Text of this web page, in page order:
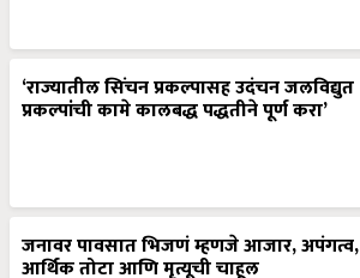
‘राज्यातील सिंचन प्रकल्पासह उदंचन जलविद्युत
प्रकल्पांची कामे कालबद्ध पद्धतीने पूर्ण करा’
जनावर पावसात भिजणं म्हणजे आजार, अपंगत्व,
आर्थिक तोटा आणि मृत्यूची चाहूल